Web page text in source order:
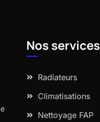
Nos services
Radiateurs
Climatisations
Nettoyage FAP